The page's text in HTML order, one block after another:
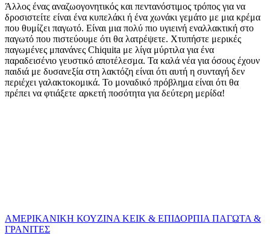
Άλλος ένας αναζωογονητικός και πεντανόστιμος τρόπος για να
δροσιστείτε είναι ένα κυπελάκι ή ένα χωνάκι γεμάτο με μια κρέμα
που θυμίζει παγωτό. Είναι μια πολύ πιο υγιεινή εναλλακτική στο
παγωτό που πιστεύουμε ότι θα λατρέψετε. Χτυπήστε μερικές
παγωμένες μπανάνες Chiquita με λίγα μύρτιλα για ένα
παραδεισένιο γευστικό αποτέλεσμα. Τα καλά νέα για όσους έχουν
παιδιά με δυσανεξία στη λακτόζη είναι ότι αυτή η συνταγή δεν
περιέχει γαλακτοκομικά. Το μοναδικό πρόβλημα είναι ότι θα
πρέπει να φτιάξετε αρκετή ποσότητα για δεύτερη μερίδα!
ΑΜΕΡΙΚΑΝΙΚΗ ΚΟΥΖΙΝΑ ΚΕΙΚ & ΕΠΙΔΟΡΠΙΑ ΠΑΓΩΤΑ &
ΓΡΑΝΙΤΕΣ